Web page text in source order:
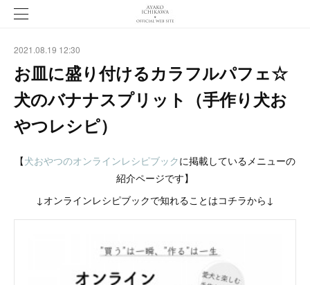
2021.08.19 12:30
お皿に盛り付けるカラフルパフェ☆
犬のバナナスプリット（手作り犬お
やつレシピ）
【犬おやつのオンラインレシピブックに掲載しているメニューの
紹介ページです】
↓オンラインレシピブックで知れることはコチラから↓